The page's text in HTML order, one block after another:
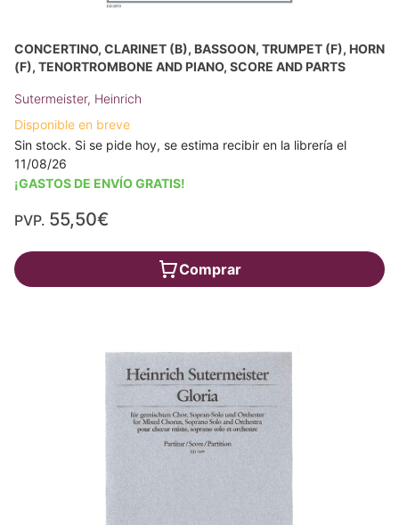
CONCERTINO, CLARINET (B), BASSOON, TRUMPET (F), HORN
(F), TENORTROMBONE AND PIANO, SCORE AND PARTS
Sutermeister, Heinrich
Disponible en breve
Sin stock. Si se pide hoy, se estima recibir en la librería el
11/08/26
¡GASTOS DE ENVÍO GRATIS!
PVP. 55,50€
Comprar